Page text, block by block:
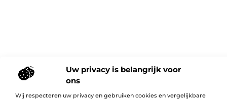
Uw privacy is belangrijk voor
ons
Wij respecteren uw privacy en gebruiken cookies en vergelijkbare